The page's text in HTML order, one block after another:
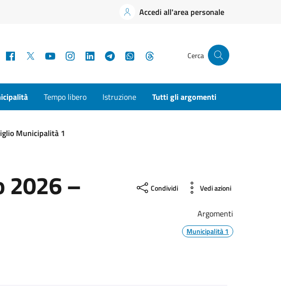
Accedi all'area personale
Facebook YouTubeInstagramLinkedInTelegramWhatsApp Cerca
Tempo libero Istruzione Tutti gli argomenti
Municipalità 1
2026 – Condividi Vedi azioni
Argomenti
Municipalità 1